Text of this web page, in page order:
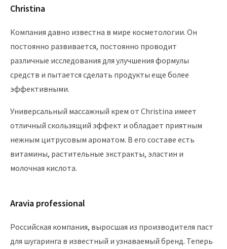
Christina
Компания давно известна в мире косметологии. Он
постоянно развивается, постоянно проводит
различные исследования для улучшения формулы
средств и пытается сделать продукты еще более
эффективными.
Универсальный массажный крем от Christina имеет
отличный скользящий эффект и обладает приятным
нежным цитрусовым ароматом. В его составе есть
витамины, растительные экстракты, эластин и
молочная кислота.
Aravia professional
Российская компания, выросшая из производителя паст
для шугаринга в известный и узнаваемый бренд. Теперь